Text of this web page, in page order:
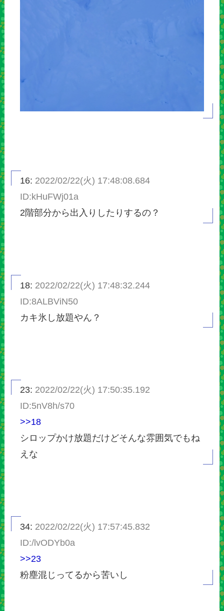
16: 2022/02/22(火) 17:48:08.684
ID:kHuFWj01a
2階部分から出入りしたりするの？
18: 2022/02/22(火) 17:48:32.244
ID:8ALBViN50
カキ氷し放題やん？
23: 2022/02/22(火) 17:50:35.192
ID:5nV8h/s70
>>18
シロップかけ放題だけどそんな雰囲気でもね
えな
34: 2022/02/22(火) 17:57:45.832
ID:/lvODYb0a
>>23
粉塵混じってるから苦いし